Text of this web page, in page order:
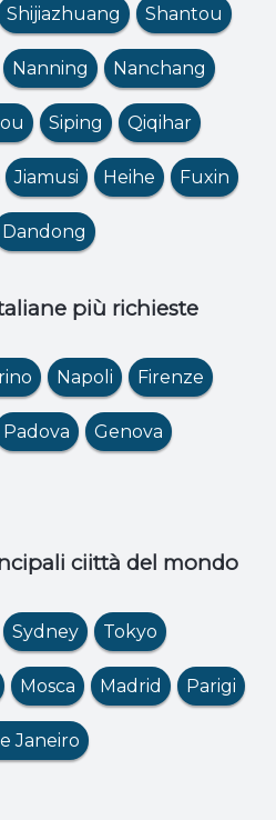
Shijiazhuang Shantou
Nanning Nanchang
Siping Qiqihar
Jiamusi Heihe Fuxin
Dandong
più richieste
Napoli Firenze
Padova Genova
ciittà del mondo
Sydney Tokyo
Mosca Madrid Parigi
Janeiro